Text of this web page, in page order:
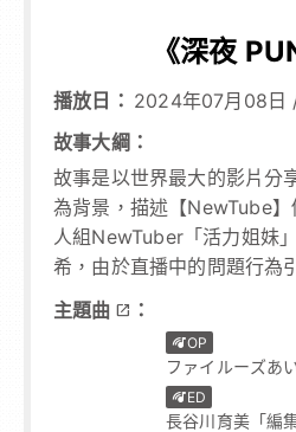
《深夜
播放日： 2024年07月08日
故事大綱：
故事是以世界最大的影片分
為背景，描述【NewTube
人組NewTuber「活力姐妹
希，由於直播中的問題行為
開除並趕了出來。為了絕地
有命運感應的吸血鬼利布。
性身體能力，達到目標的一
想！ 真咲向被她的血吸引的
的請求。作為報酬，她提出
主題曲 open_in_new ：
music_castOP
ファイルーズあ
な、羊宮妃那、
愛衣「ギミギミ
music_castED
長谷川育美「編集